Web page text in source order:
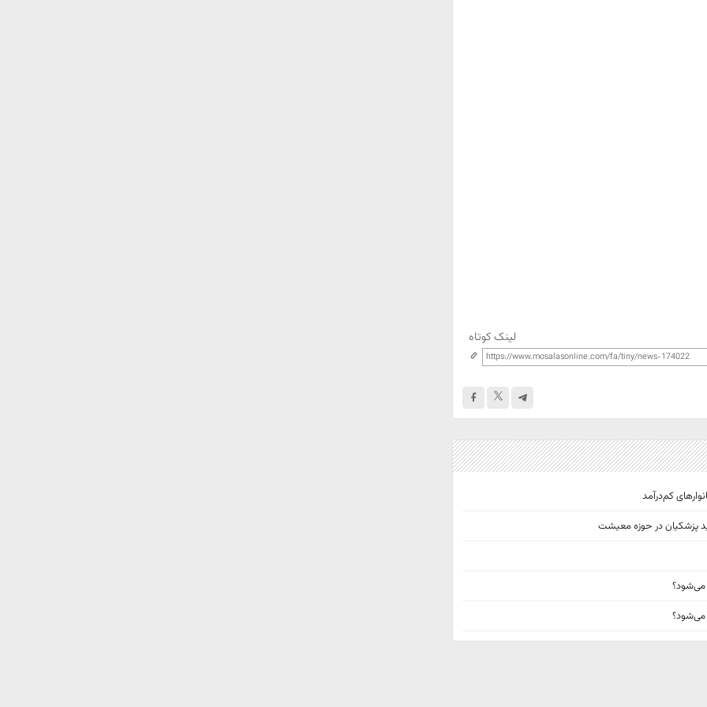
لینک کوتاه
می‌شود؟
می‌شود؟